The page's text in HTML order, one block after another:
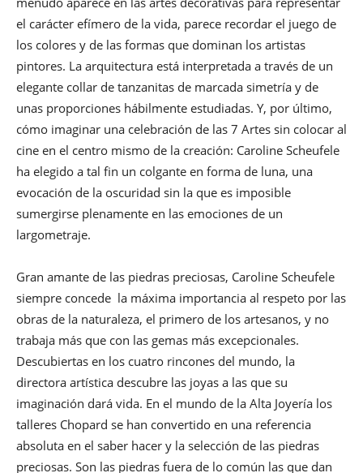
el carácter efímero de la vida, parece recordar el juego de
los colores y de las formas que dominan los artistas
pintores. La arquitectura está interpretada a través de un
elegante collar de tanzanitas de marcada simetría y de
unas proporciones hábilmente estudiadas. Y, por último,
cómo imaginar una celebración de las 7 Artes sin colocar al
cine en el centro mismo de la creación: Caroline Scheufele
ha elegido a tal fin un colgante en forma de luna, una
evocación de la oscuridad sin la que es imposible
sumergirse plenamente en las emociones de un
largometraje.
Gran amante de las piedras preciosas, Caroline Scheufele
siempre concede la máxima importancia al respeto por las
obras de la naturaleza, el primero de los artesanos, y no
trabaja más que con las gemas más excepcionales.
Descubiertas en los cuatro rincones del mundo, la
directora artística descubre las joyas a las que su
imaginación dará vida. En el mundo de la Alta Joyería los
talleres Chopard se han convertido en una referencia
absoluta en el saber hacer y la selección de las piedras
preciosas. Son las piedras fuera de lo común las que dan